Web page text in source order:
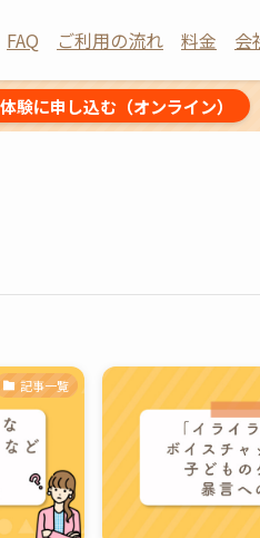
FAQ ご利用の流れ 料金 会
験に申し込む（オンライン）
記事一覧